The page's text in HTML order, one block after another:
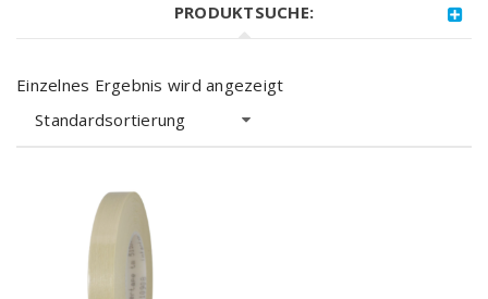
PRODUKTSUCHE:
Einzelnes Ergebnis wird angezeigt
Standardsortierung